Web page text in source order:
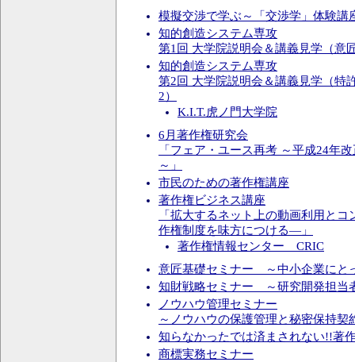
模擬交渉で学ぶ～「交渉学」体験講
知的創造システム専攻
第1回 大学院説明会＆講義見学（意
知的創造システム専攻
第2回 大学院説明会＆講義見学（特
2）
K.I.T.虎ノ門大学院
6月著作権研究会
「フェア・ユース再考 ～平成24年
～」
市民のための著作権講座
著作権ビジネス講座
「拡大するネット上の動画利用と
作権制度を味方につける―」
著作権情報センター CRIC
意匠基礎セミナー ～中小企業にと
知財戦略セミナー ～研究開発担当
ノウハウ管理セミナー
～ノウハウの保護管理と秘密保持契
知らなかったでは済まされない!!著
商標実務セミナー